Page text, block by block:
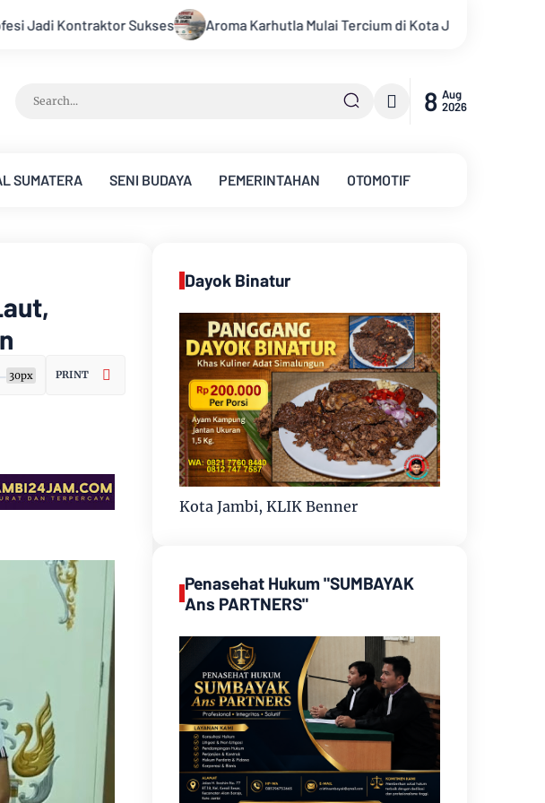
Aroma Karhutla Mulai Tercium di Kota Jambi, Warga Diminta Waspada Hadapi Puncak
8 Aug
2026
SUMATERA SENI BUDAYA PEMERINTAHAN OTOMOTIF
30px PRINT
Dayok Binatur
Kota Jambi, KLIK Benner
Penasehat Hukum "SUMBAYAK
Ans PARTNERS"